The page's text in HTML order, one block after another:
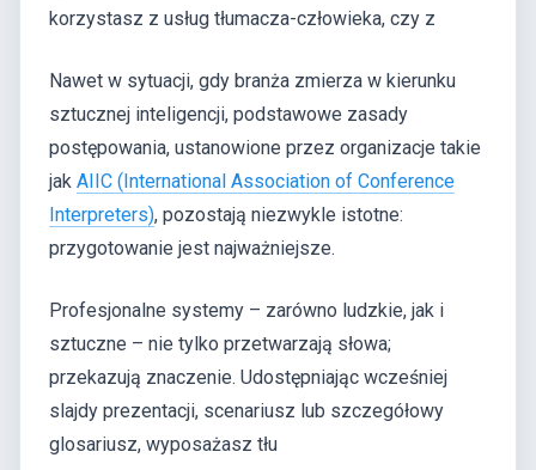
korzystasz z usług tłumacza-człowieka, czy z
Nawet w sytuacji, gdy branża zmierza w kierunku
sztucznej inteligencji, podstawowe zasady
postępowania, ustanowione przez organizacje takie
jak AIIC (International Association of Conference
Interpreters), pozostają niezwykle istotne:
przygotowanie jest najważniejsze.
Profesjonalne systemy – zarówno ludzkie, jak i
sztuczne – nie tylko przetwarzają słowa;
przekazują znaczenie. Udostępniając wcześniej
slajdy prezentacji, scenariusz lub szczegółowy
glosariusz, wyposażasz tłu